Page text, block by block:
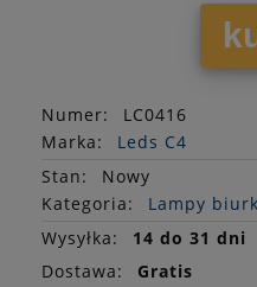
Numer:
LC0416
Marka:
Leds C4
Stan:
Nowy
Kategoria:
Lampy
Wysyłka:
14 do 31 dni
Dostawa:
Gratis